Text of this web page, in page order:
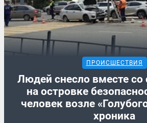
ПРОИСШЕСТВИЯ
Людей снесло вместе
на островке
человек возле
хроника